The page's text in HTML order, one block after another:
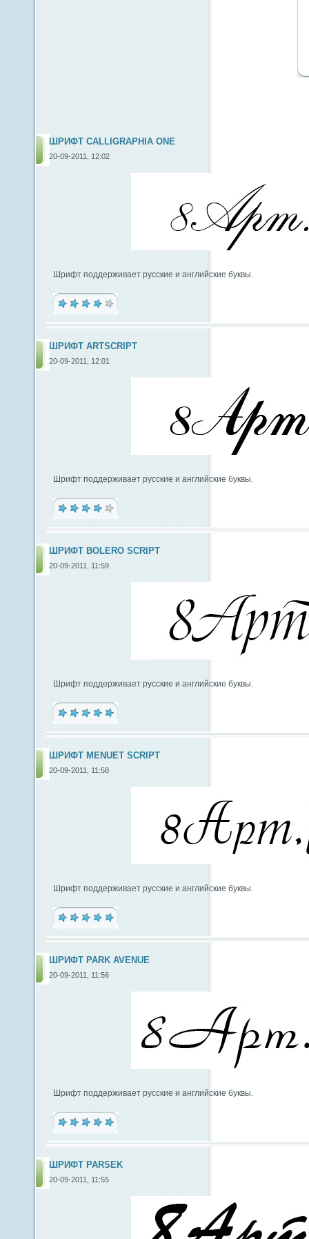
ШРИФТ CALLIGRAPHIA ONE
20-09-2011, 12:02
Шрифт поддерживает русские и английские буквы.
ШРИФТ ARTSCRIPT
20-09-2011, 12:01
Шрифт поддерживает русские и английские буквы.
ШРИФТ BOLERO SCRIPT
20-09-2011, 11:59
Шрифт поддерживает русские и английские буквы.
ШРИФТ MENUET SCRIPT
20-09-2011, 11:58
Шрифт поддерживает русские и английские буквы.
ШРИФТ PARK AVENUE
20-09-2011, 11:56
Шрифт поддерживает русские и английские буквы.
ШРИФТ PARSEK
20-09-2011, 11:55